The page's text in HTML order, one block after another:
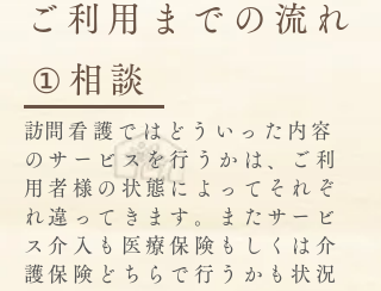
ご利用までの流れ
①相談
​訪問看護ではどういった内容
のサービスを行うかは、ご利
用者様の状態によってそれぞ
れ違ってきます。またサービ
ス介入も医療保険もしくは介
護保険どちらで行うかも状況